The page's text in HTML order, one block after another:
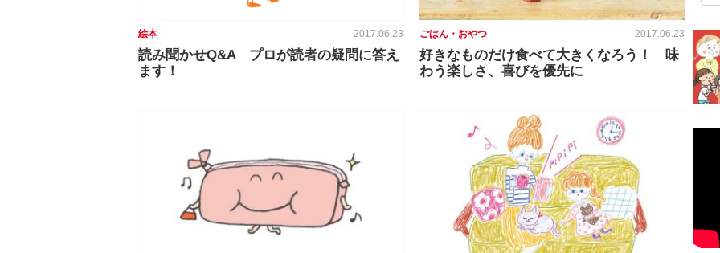
絵本 2017.06.23
読み聞かせQ&A プロが読者の疑問に答え
ます！
ごはん・おやつ 2017.06.23
好きなものだけ食べて大きくなろう！ 味
わう楽しさ、喜びを優先に